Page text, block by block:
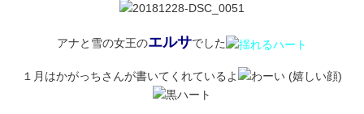
アナと雪の女王のエルサでした
１月はかがっちさんが書いてくれているよ